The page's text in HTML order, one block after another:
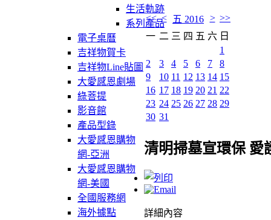
生活軌跡
系列產品
電子桌曆
吉祥物賀卡
吉祥物Line貼圖
大愛感恩劇場
綠菩提
影音館
產品型錄
大愛感恩購物
網-亞洲
大愛感恩購物
網-美國
全國服務網
海外據點
<< < 五 2016 > >>
一 二 三 四 五 六 日
1
2
3 4 5 6 7
8
9
10 11 12 13 14 15
16 17 18 19 20 21 22
23 24 25 26 27 28 29
30 31
清明掃墓宣環保 愛
詳細內容